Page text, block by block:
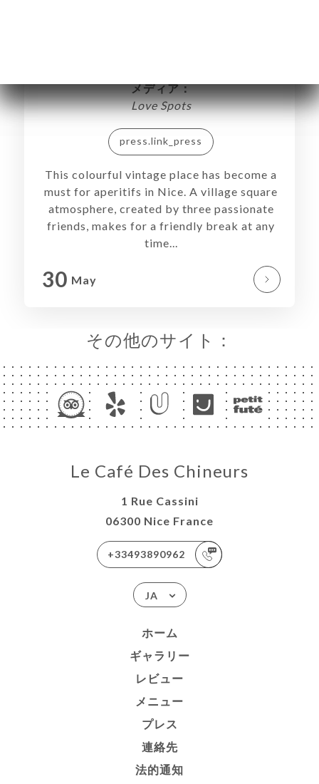
メディア：
Love Spots
press.link_press
This colourful vintage place has become a
must for aperitifs in Nice. A village square
atmosphere, created by three passionate
friends, makes for a friendly break at any
time...
May
30
その他のサイト：
Le Café Des Chineurs
1 Rue Cassini
06300 Nice France
+33493890962
JA
ホーム
ギャラリー
レビュー
メニュー
プレス
連絡先
法的通知